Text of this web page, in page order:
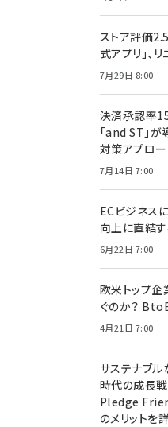
ストア評価
式アプリ」、
7月29日 8:00
決済承認率
「and ST」
対策アプロ
7月14日 7:00
ECビジネス
向上に直結す
6月22日 7:00
欧米トップ企
ぐのか？
4月21日 7:00
サステナブル
時代の成長
Pledge
のメリットを